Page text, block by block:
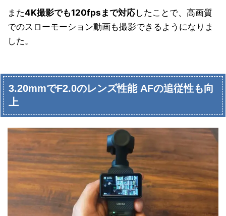
また4K撮影でも120fpsまで対応したことで、高画質
でのスローモーション動画も撮影できるようになりま
した。
3.20mmでF2.0のレンズ性能 AFの追従性も向
上